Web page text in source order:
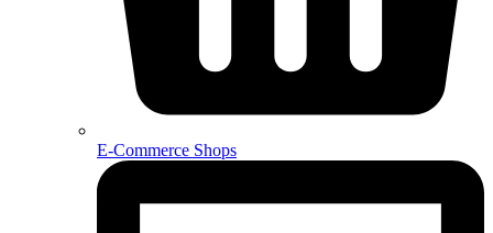
E-Commerce Shops